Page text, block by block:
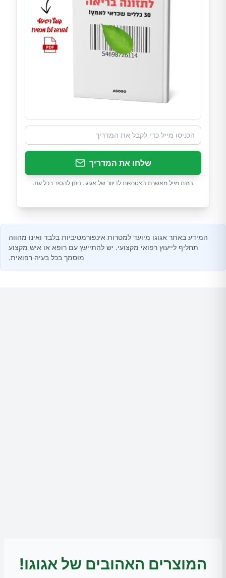
שלחו את המדריך
הזנת מייל מאשרת הצטרפות לדיוור של אגוגו. ניתן להסיר בכל עת.
המידע באתר אגוגו מיועד למטרות אינפורמטיביות בלבד ואינו מהווה
תחליף לייעוץ רפואי מקצועי. יש להתייעץ עם רופא או איש מקצוע
מוסמך בכל בעיה רפואית.
המוצרים האהובים של אגוגו!